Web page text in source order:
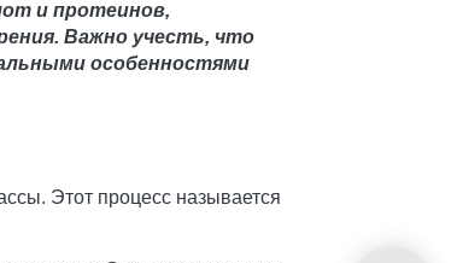
и протеинов,
Важно учесть, что
особенностями
Этот процесс называется